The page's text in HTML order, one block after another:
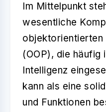
Im Mittelpunkt
wesentliche
objektorientierten
(OOP), die häufig
Intelligenz
kann als eine
und Funktionen